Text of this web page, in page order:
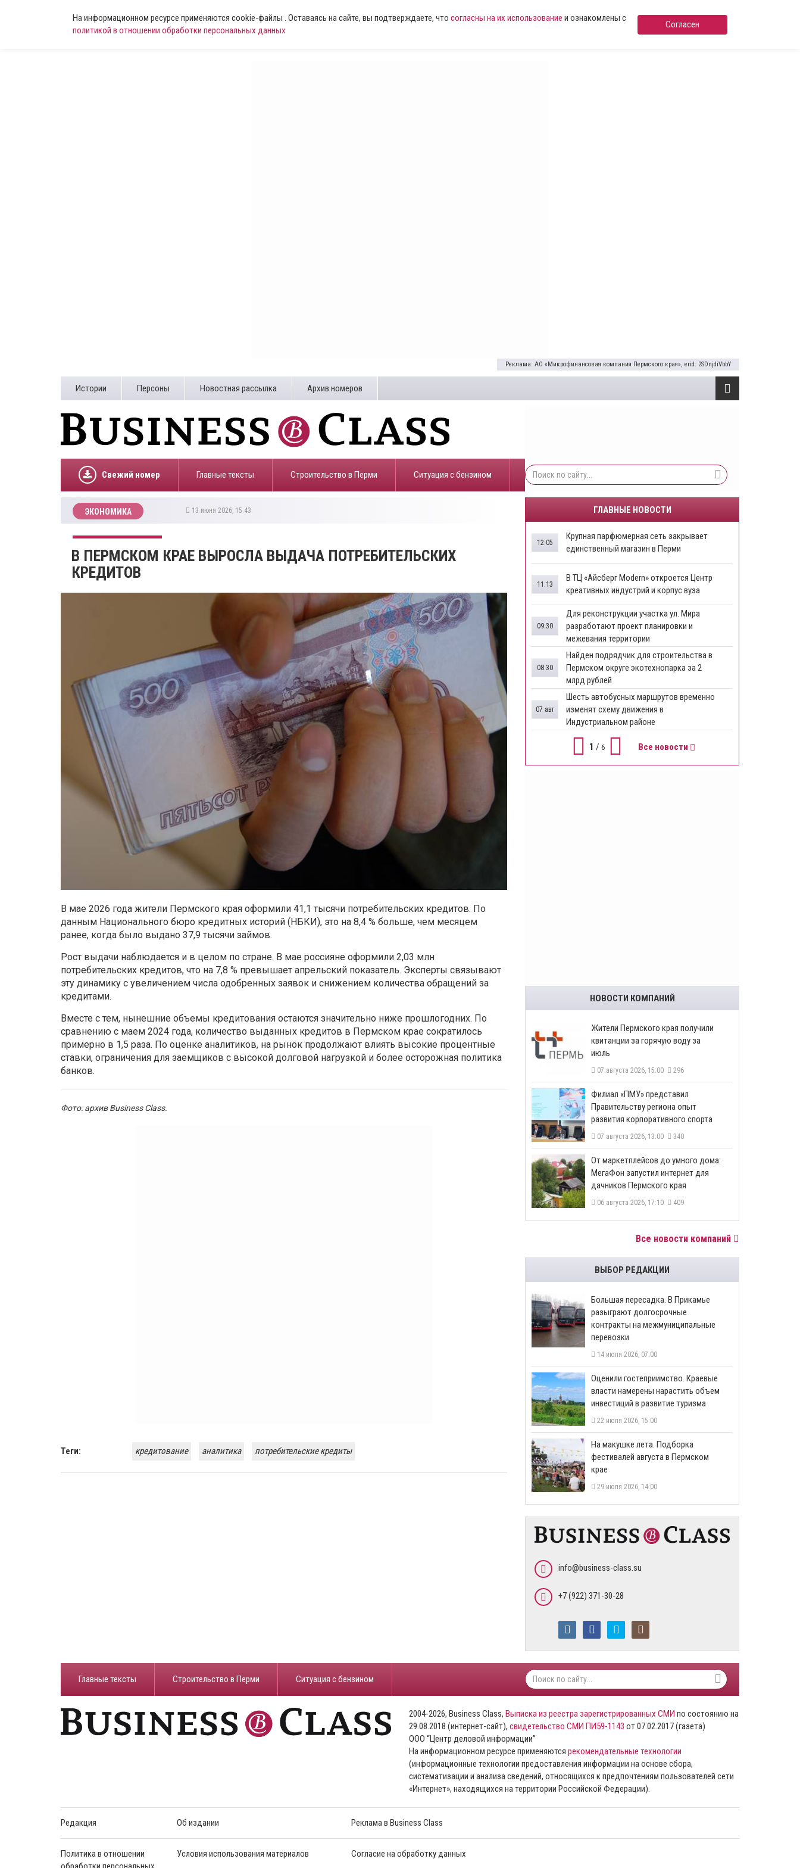
На информационном ресурсе применяются cookie-файлы . Оставаясь на сайте, вы подтверждаете, что согласны на их использование и ознакомлены с
политикой в отношении обработки персональных данных
Согласен
Реклама: АО «Микрофинансовая компания Пермского края», erid: 2SDnjdiVbbY
Истории Персоны Новостная рассылка Архив номеров
Свежий номер Главные тексты Строительство в Перми ​Ситуация с бензином
ЭКОНОМИКА 13 июня 2026, 15:43
В ПЕРМСКОМ КРАЕ ВЫРОСЛА ВЫДАЧА ПОТРЕБИТЕЛЬСКИХ
КРЕДИТОВ
В мае 2026 года жители Пермского края оформили 41,1 тысячи потребительских кредитов. По
данным Национального бюро кредитных историй (НБКИ), это на 8,4 % больше, чем месяцем
ранее, когда было выдано 37,9 тысячи займов.
Рост выдачи наблюдается и в целом по стране. В мае россияне оформили 2,03 млн
потребительских кредитов, что на 7,8 % превышает апрельский показатель. Эксперты связывают
эту динамику с увеличением числа одобренных заявок и снижением количества обращений за
кредитами.
Вместе с тем, нынешние объемы кредитования остаются значительно ниже прошлогодних. По
сравнению с маем 2024 года, количество выданных кредитов в Пермском крае сократилось
примерно в 1,5 раза. По оценке аналитиков, на рынок продолжают влиять высокие процентные
ставки, ограничения для заемщиков с высокой долговой нагрузкой и более осторожная политика
банков.
Фото: архив Business Class.
Теги: кредитование аналитика потребительские кредиты
ГЛАВНЫЕ НОВОСТИ
​Крупная парфюмерная сеть закрывает
единственный магазин в Перми
12:05
​В ТЦ «Айсберг Modern» откроется Центр
креативных индустрий и корпус вуза
11:13
Для реконструкции участка ул. Мира
разработают проект планировки и
межевания территории
09:30
Найден подрядчик для строительства в
Пермском округе экотехнопарка за 2
млрд рублей
08:30
Шесть автобусных маршрутов временно
изменят схему движения в
Индустриальном районе
07 авг
1 / 6 Все новости
НОВОСТИ КОМПАНИЙ
​Жители Пермского края получили
квитанции за горячую воду за
июль
07 августа 2026, 15:00 296
​Филиал «ПМУ» представил
Правительству региона опыт
развития корпоративного спорта
07 августа 2026, 13:00 340
От маркетплейсов до умного дома:
МегаФон запустил интернет для
дачников Пермского края
06 августа 2026, 17:10 409
Все новости компаний
ВЫБОР РЕДАКЦИИ
Большая пересадка. В Прикамье
разыграют долгосрочные
контракты на межмуниципальные
перевозки
14 июля 2026, 07:00
Оценили гостеприимство. Краевые
власти намерены нарастить объем
инвестиций в развитие туризма
22 июля 2026, 15:00
На макушке лета. Подборка
фестивалей августа в Пермском
крае
29 июля 2026, 14:00
info@business-class.su
+7 (922) 371-30-28
Главные тексты Строительство в Перми ​Ситуация с бензином
2004-2026, Business Class, Выписка из реестра зарегистрированных СМИ по состоянию на
29.08.2018 (интернет-сайт), свидетельство СМИ ПИ59-1143 от 07.02.2017 (газета)
ООО “Центр деловой информации”
На информационном ресурсе применяются рекомендательные технологии
(информационные технологии предоставления информации на основе сбора,
систематизации и анализа сведений, относящихся к предпочтениям пользователей сети
«Интернет», находящихся на территории Российской Федерации).
Редакция Об издании Реклама в Business Class
Политика в отношении
Условия использования материалов Согласие на обработку данных